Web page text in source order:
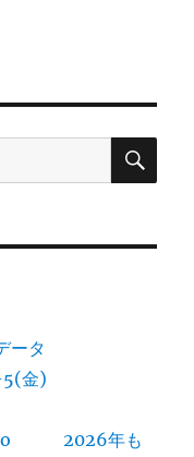
検
ータ
5(金)
Duo 2026年も